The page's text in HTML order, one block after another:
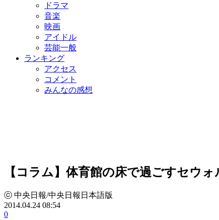
ドラマ
音楽
映画
アイドル
芸能一般
ランキング
アクセス
コメント
みんなの感想
【コラム】体育館の床で過ごすセウ
ⓒ 中央日報/中央日報日本語版
2014.04.24 08:54
0